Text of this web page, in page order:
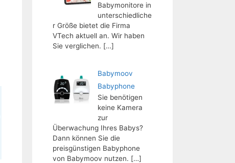
Babymonitore in
unterschiedliche
r Größe bietet die Firma
VTech aktuell an. Wir haben
Sie verglichen. […]
Babymoov
Babyphone
Sie benötigen
keine Kamera
zur
Überwachung Ihres Babys?
Dann können Sie die
preisgünstigen Babyphone
von Babymoov nutzen. […]